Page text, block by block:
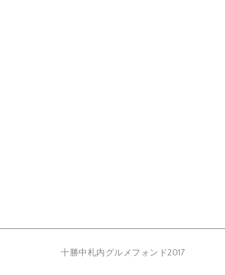
十勝中札内グルメフォンド2017